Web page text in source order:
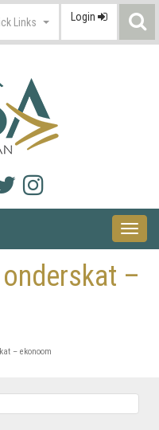
Links Login
Twitter
icon
Instagram
icon
Toggle
–
– ekonoom